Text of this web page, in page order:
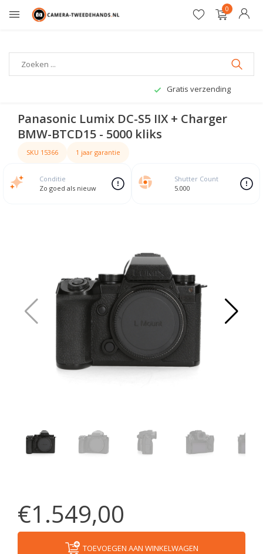
0
Gratis verzending
Panasonic Lumix DC-S5 IIX + Charger
BMW-BTCD15 - 5000 kliks
SKU 15366 1 jaar garantie
Conditie
Zo goed als nieuw
Shutter Count
5.000
€1.549,00
TOEVOEGEN AAN WINKELWAGEN